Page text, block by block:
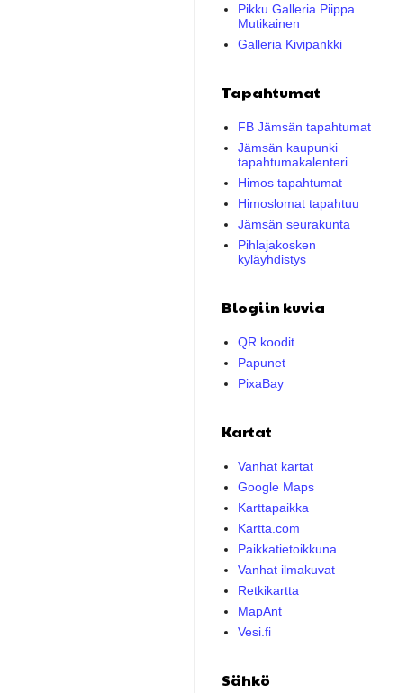
Pikku Galleria Piippa
Mutikainen
Galleria Kivipankki
Tapahtumat
FB Jämsän tapahtumat
Jämsän kaupunki
tapahtumakalenteri
Himos tapahtumat
Himoslomat tapahtuu
Jämsän seurakunta
Pihlajakosken
kyläyhdistys
Blogiin kuvia
QR koodit
Papunet
PixaBay
Kartat
Vanhat kartat
Google Maps
Karttapaikka
Kartta.com
Paikkatietoikkuna
Vanhat ilmakuvat
Retkikartta
MapAnt
Vesi.fi
Sähkö